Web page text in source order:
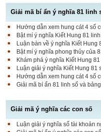
Giải mã bí ẩn ý nghĩa 81 linh
Hướng dẫn xem hung cát 4 số
Bật mí ý nghĩa Kiết Hung 81
Luận bàn về ý nghĩa Kiết
Bật mí ý nghĩa phong thủy của
Khám phá ý nghĩa Kiết Hung
Luận giải ý nghĩa Kiết Hung 81
Hướng dẫn xem hung cát 4 số
Giải mã bí ẩn 81 linh số và
Giải mã ý nghĩa các con số
Luận giải ý nghĩa số tài khoản